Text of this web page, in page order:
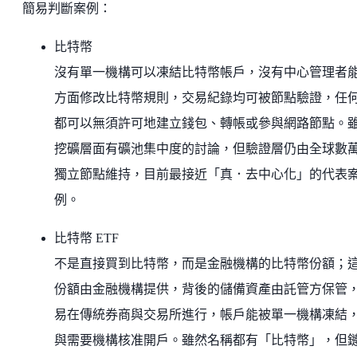
簡易判斷案例：
比特幣
沒有單一機構可以凍結比特幣帳戶，沒有中心管理者
方面修改比特幣規則，交易紀錄均可被節點驗證，任
都可以無須許可地建立錢包、轉帳或參與網路節點。
挖礦層面有礦池集中度的討論，但驗證層仍由全球數
獨立節點維持，目前最接近「真．去中心化」的代表
例。
比特幣 ETF
不是直接買到比特幣，而是金融機構的比特幣份額；
份額由金融機構提供，背後的儲備資產由託管方保管
易在傳統券商與交易所進行，帳戶能被單一機構凍結
與需要機構核准開戶。雖然名稱都有「比特幣」，但